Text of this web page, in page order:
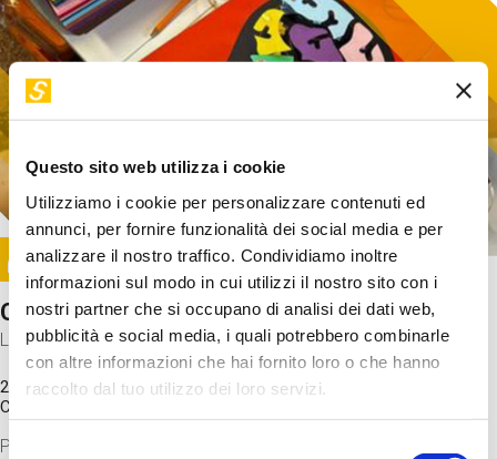
Questo sito web utilizza i cookie
Utilizziamo i cookie per personalizzare contenuti ed
annunci, per fornire funzionalità dei social media e per
analizzare il nostro traffico. Condividiamo inoltre
informazioni sul modo in cui utilizzi il nostro sito con i
nostri partner che si occupano di analisi dei dati web,
pubblicità e social media, i quali potrebbero combinarle
con altre informazioni che hai fornito loro o che hanno
raccolto dal tuo utilizzo dei loro servizi.
Selezione
Image
SUNDAY@STEP
Come funziona il cervello?
Laboratorio
20 Set 2026 / 11:15 - 13:00
Costo
Proveremo a costruire un cervello in cartoncino cercando di